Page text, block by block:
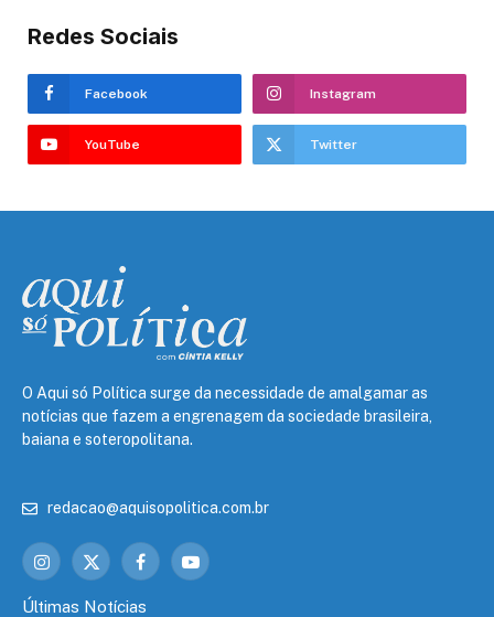
Redes Sociais
Facebook Instagram
YouTube Twitter
O Aqui só Política surge da necessidade de amalgamar as
notícias que fazem a engrenagem da sociedade brasileira,
baiana e soteropolitana.
redacao@aquisopolitica.com.br
Instagram
X
FacebookYouTube
Últimas Notícias